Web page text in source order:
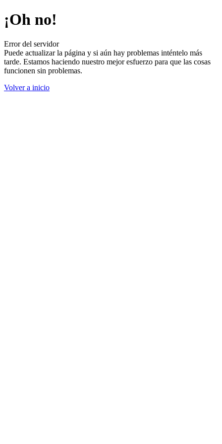
¡Oh no!
Error del servidor
Puede actualizar la página y si aún hay problemas inténtelo más
tarde. Estamos haciendo nuestro mejor esfuerzo para que las cosas
funcionen sin problemas.
Volver a inicio